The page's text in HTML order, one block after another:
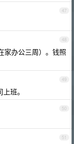
47
48
家办公三周）。钱照
49
班。
50
51